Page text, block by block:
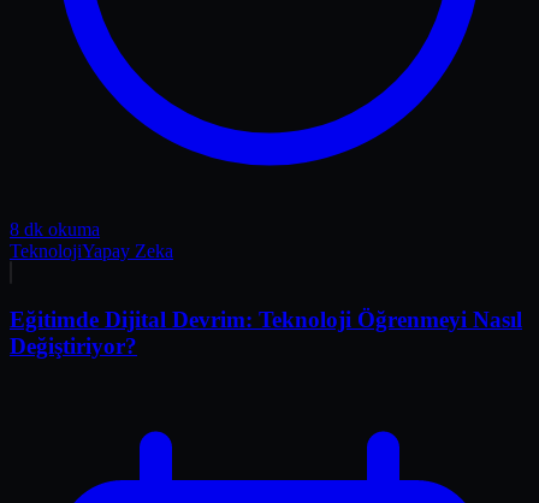
8 dk okuma
TeknolojiYapay Zeka
Eğitimde Dijital Devrim: Teknoloji Öğrenmeyi Nasıl
Değiştiriyor?